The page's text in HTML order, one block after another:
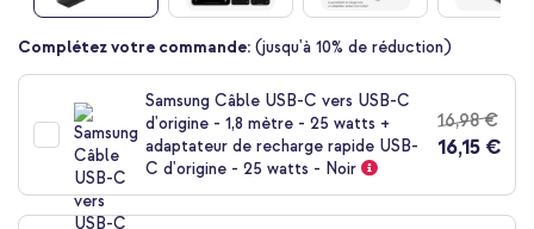
Passer
d’images
Complétez votre commande: (jusqu'à 10% de réduction)
Samsung Câble USB-C vers USB-C
d'origine - 1,8 mètre - 25 watts +
adaptateur de recharge rapide USB-
C d'origine - 25 watts - Noir
16,98 €
16,15 €